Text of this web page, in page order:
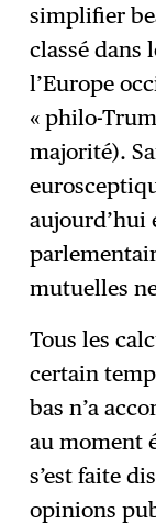
simplifier
classé dans
l’Europe
« philo-
majorité).
aujourd’hui
mutuelles
Tous les
certain
bas n’a
au moment
s’est faite
opinions